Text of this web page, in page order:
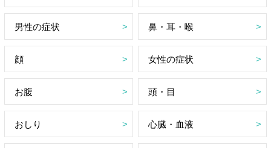
男性の症状 鼻・耳・喉
顔 女性の症状
お腹 頭・目
おしり 心臓・血液